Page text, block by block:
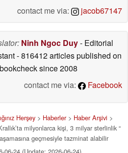
contact me via:
jacob67147
Ninh Ngoc Duy- Editorial
- 816412 articles published on
since 2008
contact me via:
Facebook
Herşey > Haberler> Haber Arşivi >
milyonlarca kişi, 3 milyar sterlinlik “
geçmesiyle tazminat alabilir